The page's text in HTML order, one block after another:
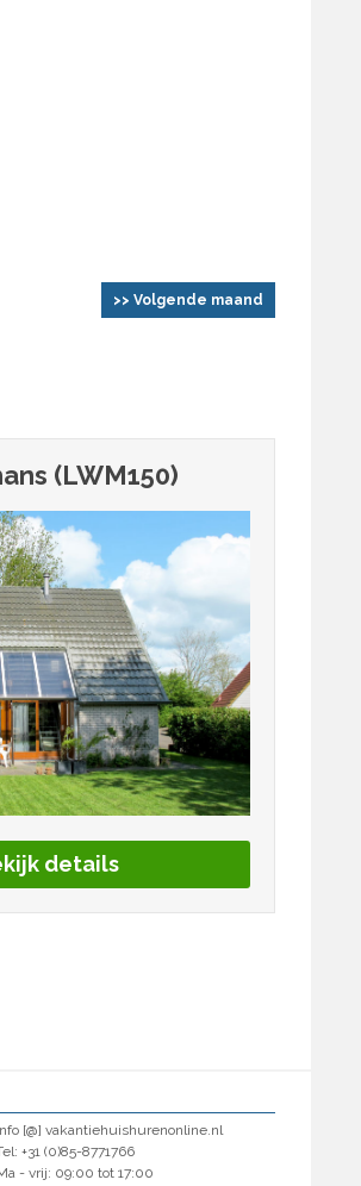
>> Volgende maand
(LWM150)
details
[@] vakantiehuishurenonline.nl
+31 (0)85-8771766
- vrij: 09:00 tot 17:00